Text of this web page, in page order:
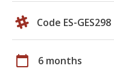
Code ES-GES298
calendar_today 6 months